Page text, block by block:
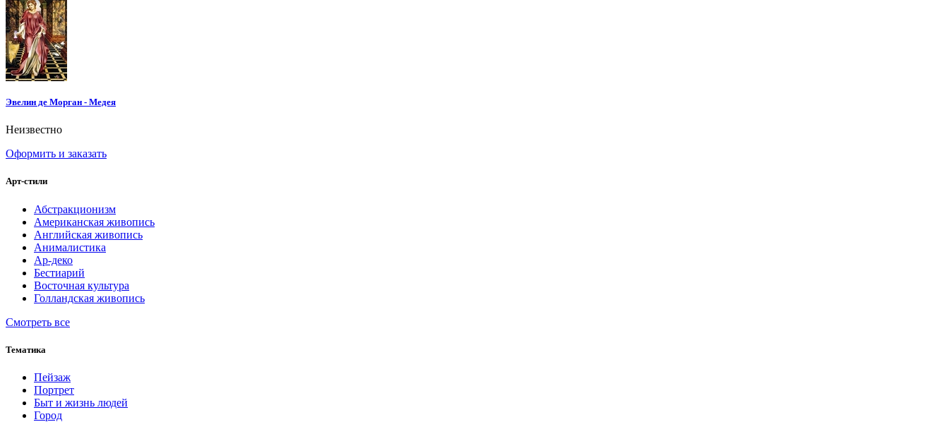
Эвелин де Морган - Медея
Неизвестно
Оформить и заказать
Арт-стили
Абстракционизм
Американская живопись
Английская живопись
Анималистика
Ар-деко
Бестиарий
Восточная культура
Голландская живопись
Смотреть все
Тематика
Пейзаж
Портрет
Быт и жизнь людей
Город